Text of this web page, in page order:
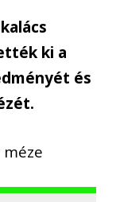
ki a
és